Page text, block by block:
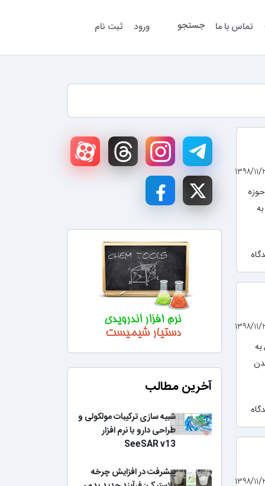
تماس با ما جستجو ورود ثبت نام
آخرین مطالب
شبیه سازی ترکیبات مولکولی و
طراحی دارو با نرم افزار
SeeSAR v13
پیشرفت در افزایش چرخه